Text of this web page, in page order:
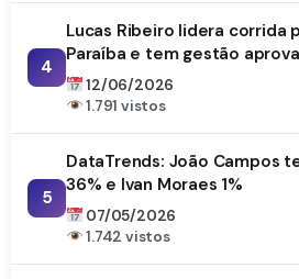
4
Lucas Ribeiro lidera corrida
Paraíba e tem gestão
DataTrends
12/06/2026
1.791 vistos
5
DataTrends: João Campos
36% e Ivan Moraes 1%
07/05/2026
1.742 vistos